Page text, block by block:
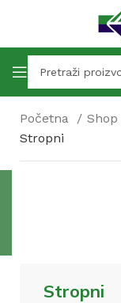
Početna Shop
Stropni
Stropni